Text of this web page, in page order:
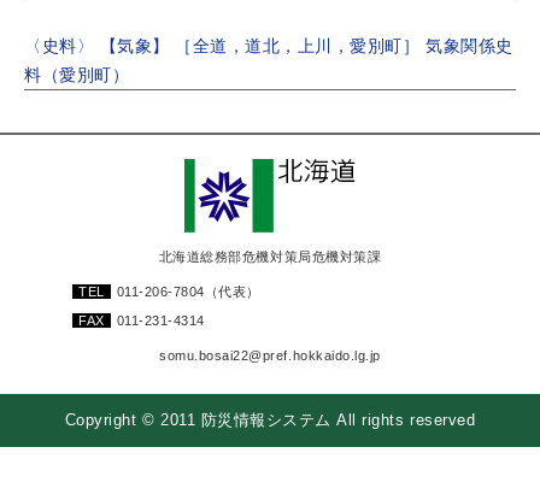
〈史料〉 【気象】 ［全道，道北，上川，愛別町］ 気象関係史
料（愛別町）
北海道総務部危機対策局危機対策課
TEL 011-206-7804 （代表）
FAX
011-231-4314
somu.bosai22@pref.hokkaido.lg.jp
Copyright © 2011 防災情報システム All rights reserved